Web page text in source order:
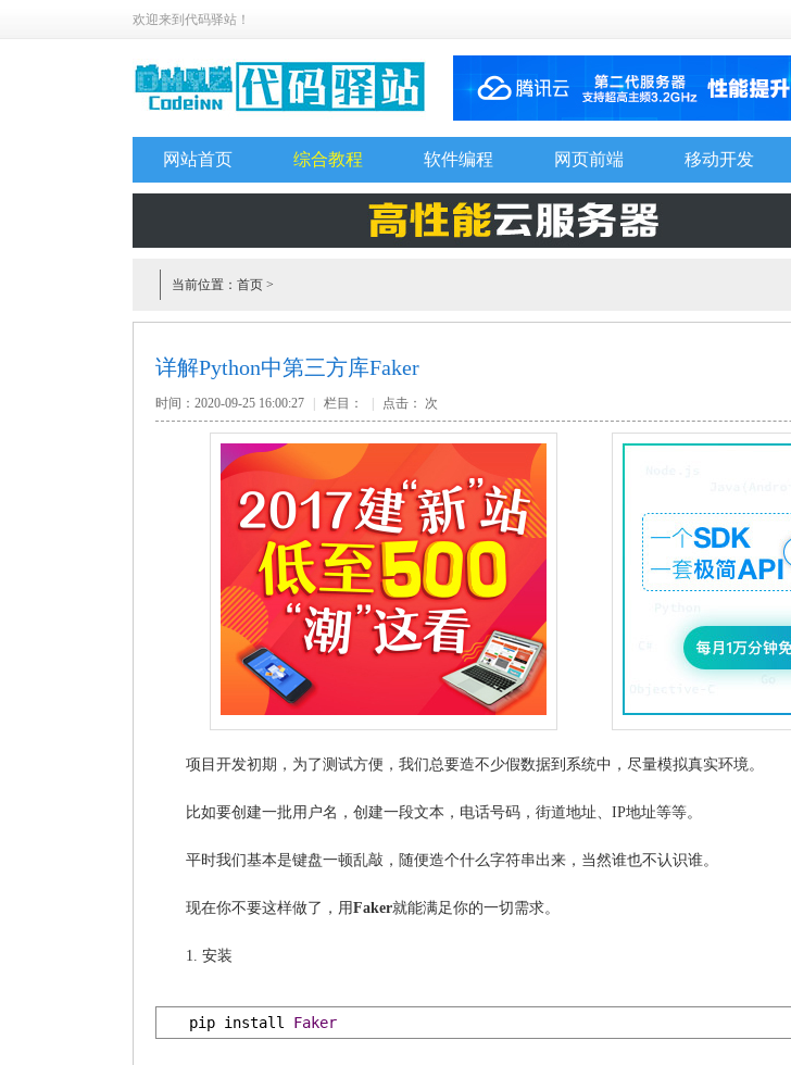
欢迎来到代码驿站！
网站首页 综合教程 软件编程 网页前端 移动开发
当前位置： 首页 >
详解Python中第三方库Faker
时间：2020-09-25 16:00:27 栏目： 点击： 次
项目开发初期，为了测试方便，我们总要造不少假数据到系统中，尽量模拟真实环境。
比如要创建一批用户名，创建一段文本，电话号码，街道地址、IP地址等等。
平时我们基本是键盘一顿乱敲，随便造个什么字符串出来，当然谁也不认识谁。
现在你不要这样做了，用Faker就能满足你的一切需求。
1. 安装
pip install Faker